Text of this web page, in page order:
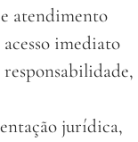
atendimento
imediato
jurídica,